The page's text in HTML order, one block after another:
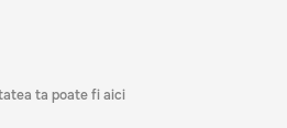
ta poate fi aici